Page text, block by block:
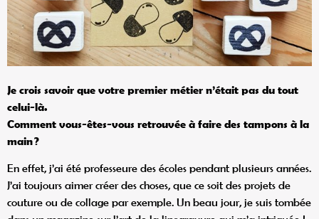
Je crois savoir que votre premier métier n’était pas du tout
celui-là.
Comment vous-êtes-vous retrouvée à faire des tampons à la
main?
En effet, j’ai été professeure des écoles pendant plusieurs années.
J’ai toujours aimer créer des choses, que ce soit des projets de
couture ou de collage par exemple. Un beau jour, je suis tombée